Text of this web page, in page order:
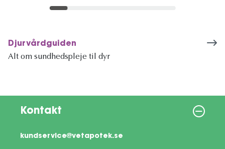
Djurvårdguiden
Alt om sundhedspleje til dyr
Kontakt
kundservice@vetapotek.se